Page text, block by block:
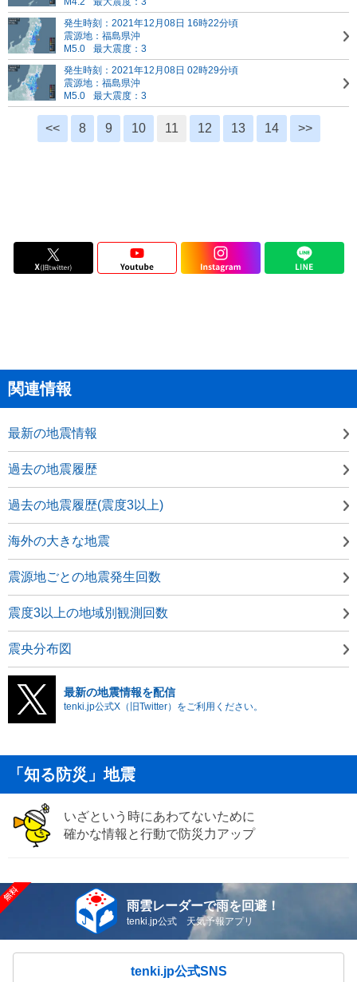
発生時刻：2021年12月08日 16時22分頃
震源地：福島県沖
M5.0
最大震度：3
発生時刻：2021年12月08日 02時29分頃
震源地：福島県沖
M5.0
最大震度：3
<< 8 9 10 11 12 13 14 >>
関連情報
最新の地震情報
過去の地震履歴
過去の地震履歴(震度3以上)
海外の大きな地震
震源地ごとの地震発生回数
震度3以上の地域別観測回数
震央分布図
最新の地震情報を配信
tenki.jp公式X（旧Twitter）をご利用ください。
「知る防災」地震
いざという時にあわてないために
確かな情報と行動で防災力アップ
雨雲レーダーで雨を回避！
tenki.jp公式 天気予報アプリ
tenki.jp公式SNS